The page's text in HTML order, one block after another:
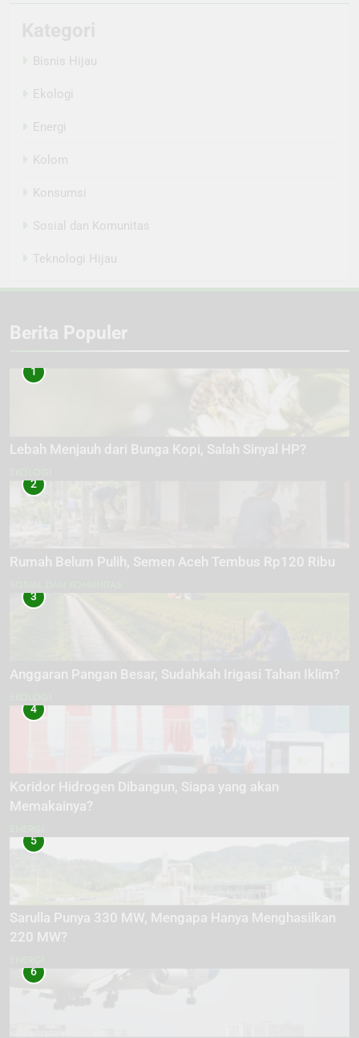
Bisnis Hijau
Ekologi
Energi
Kolom
Konsumsi
Sosial dan Komunitas
Teknologi Hijau
Berita Populer
1
Lebah Menjauh dari Bunga Kopi, Salah Sinyal HP?
2
Rumah Belum Pulih, Semen Aceh Tembus Rp120 Ribu
3
Anggaran Pangan Besar, Sudahkah Irigasi Tahan Iklim?
4
Koridor Hidrogen Dibangun, Siapa yang akan
Memakainya?
5
Sarulla Punya 330 MW, Mengapa Hanya Menghasilkan
220 MW?
6